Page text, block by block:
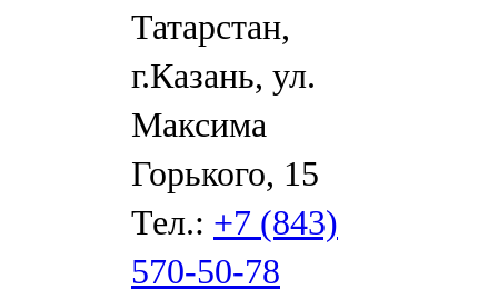
Татарстан,
г.Казань, ул.
Максима
Горького, 15
Тел.: +7 (843)
570-50-78